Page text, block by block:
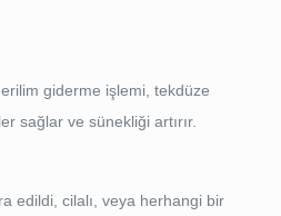
giderme işlemi, tekdüze
sağlar ve sünekliği artırır.
edildi, cilalı, veya herhangi bir